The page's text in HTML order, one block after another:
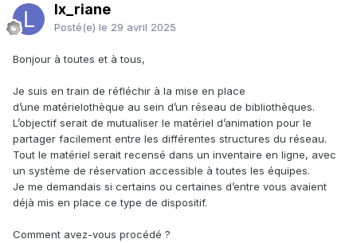
lx_riane
Posté(e) le 29 avril 2025
Bonjour à toutes et à tous,
Je suis en train de réfléchir à la mise en place
d’une matérielothèque au sein d’un réseau de bibliothèques.
L’objectif serait de mutualiser le matériel d’animation pour le
partager facilement entre les différentes structures du réseau.
Tout le matériel serait recensé dans un inventaire en ligne, avec
un système de réservation accessible à toutes les équipes.
Je me demandais si certains ou certaines d’entre vous avaient
déjà mis en place ce type de dispositif.
Comment avez-vous procédé ?